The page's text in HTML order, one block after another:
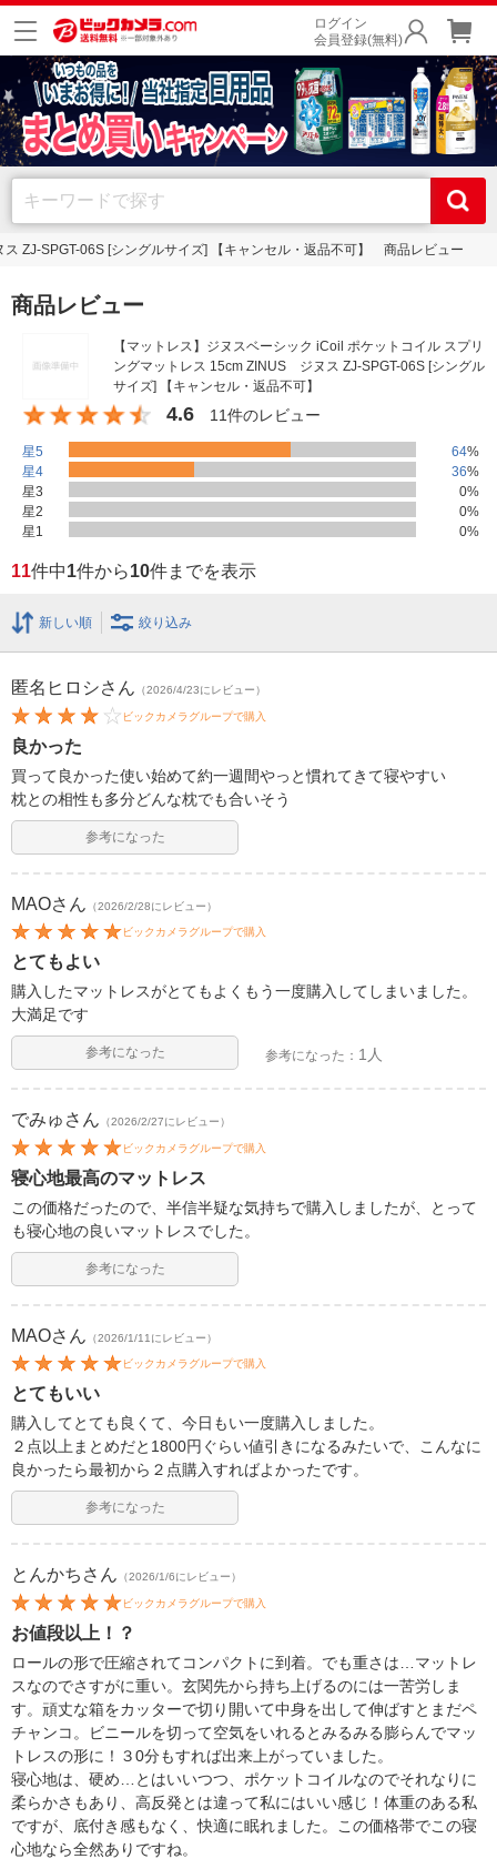
ログイン
会員登録(無料)
ZJ-SPGT-06S [シングルサイズ] 【キャンセル・返品不可】 商品レビュー
商品レビュー
【マットレス】ジヌスベーシック iCoil ポケットコイル スプリ
ングマットレス 15cm ZINUS ジヌス ZJ-SPGT-06S [シングル
サイズ] 【キャンセル・返品不可】
4.6 11件のレビュー
星5 64%
星4
36%
星3
0%
星2
0%
星1
0%
11件中1件から10件までを表示
新しい順 絞り込み
匿名ヒロシさん （2026/4/23にレビュー）
ビックカメラグループで購入
良かった
買って良かった使い始めて約一週間やっと慣れてきて寝やすい
枕との相性も多分どんな枕でも合いそう
参考になった
MAOさん （2026/2/28にレビュー）
ビックカメラグループで購入
とてもよい
購入したマットレスがとてもよくもう一度購入してしまいました。
大満足です
参考になった 参考になった： 1人
でみゅ さん （2026/2/27にレビュー）
ビックカメラグループで購入
寝心地最高のマットレス
この価格だったので、半信半疑な気持ちで購入しましたが、とって
も寝心地の良いマットレスでした。
参考になった
MAOさん （2026/1/11にレビュー）
ビックカメラグループで購入
とてもいい
購入してとても良くて、今日もい一度購入しました。
２点以上まとめだと1800円ぐらい値引きになるみたいで、こんなに
良かったら最初から２点購入すればよかったです。
参考になった
とんかち さん （2026/1/6にレビュー）
ビックカメラグループで購入
お値段以上！？
ロールの形で圧縮されてコンパクトに到着。でも重さは…マットレ
スなのでさすがに重い。玄関先から持ち上げるのには一苦労しま
す。頑丈な箱をカッターで切り開いて中身を出して伸ばすとまだペ
チャンコ。ビニールを切って空気をいれるとみるみる膨らんでマッ
トレスの形に！３0分もすれば出来上がっていました。
寝心地は、硬め…とはいいつつ、ポケットコイルなのでそれなりに
柔らかさもあり、高反発とは違って私にはいい感じ！体重のある私
ですが、底付き感もなく、快適に眠れました。この価格帯でこの寝
心地なら全然ありですね。